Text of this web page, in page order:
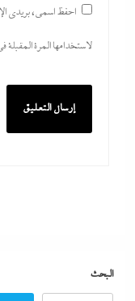
احفظ اسمي، بريدي
لاستخدامها المرة المقبلة
البحث
ظهورها في البروفات